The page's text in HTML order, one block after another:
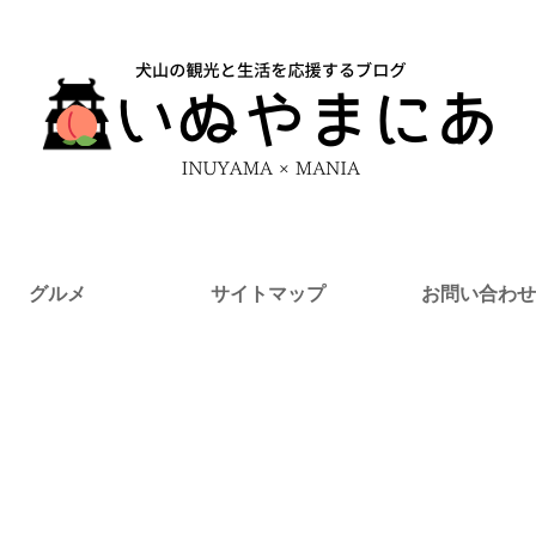
グルメ サイトマップ お問い合わせ